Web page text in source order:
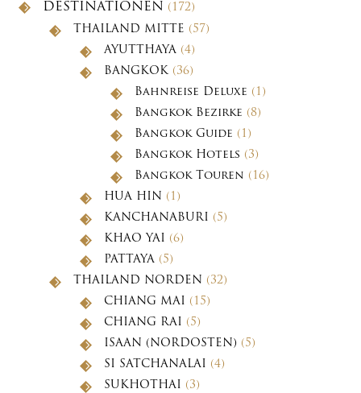
DESTINATIONEN (172)
THAILAND MITTE (57)
AYUTTHAYA (4)
BANGKOK(36)
Bahnreise Deluxe (1)
Bangkok Bezirke (8)
Bangkok Guide (1)
Bangkok Hotels (3)
Bangkok Touren (16)
HUA HIN (1)
KANCHANABURI (5)
KHAO YAI (6)
PATTAYA (5)
THAILAND NORDEN (32)
CHIANG MAI (15)
CHIANG RAI (5)
ISAAN (NORDOSTEN) (5)
SI SATCHANALAI (4)
SUKHOTHAI (3)